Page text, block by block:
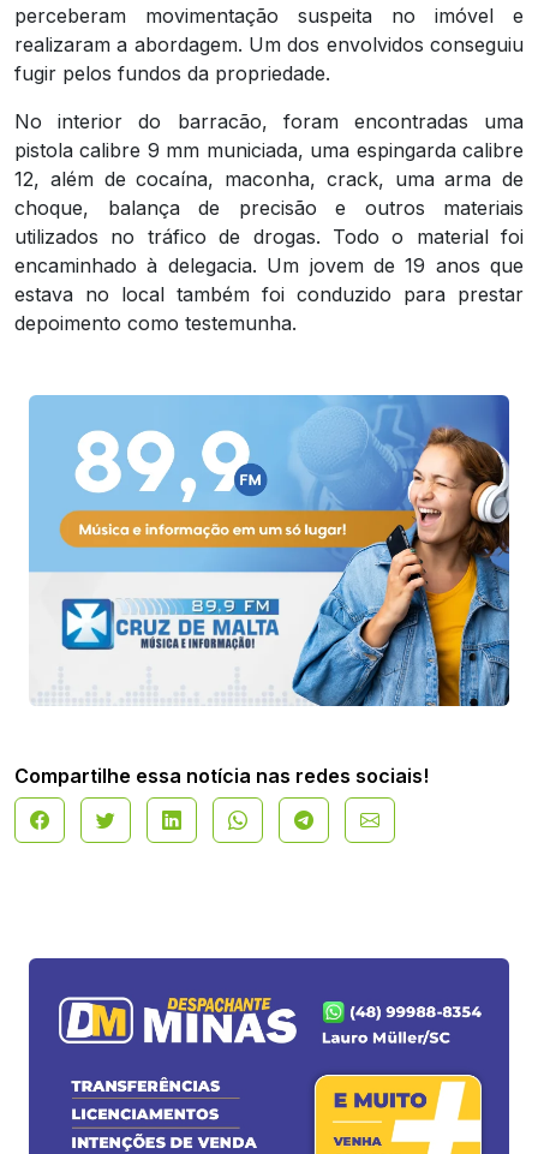
perceberam movimentação suspeita no imóvel e
realizaram a abordagem. Um dos envolvidos conseguiu
fugir pelos fundos da propriedade.
No interior do barracão, foram encontradas uma
pistola calibre 9 mm municiada, uma espingarda calibre
12, além de cocaína, maconha, crack, uma arma de
choque, balança de precisão e outros materiais
utilizados no tráfico de drogas. Todo o material foi
encaminhado à delegacia. Um jovem de 19 anos que
estava no local também foi conduzido para prestar
depoimento como testemunha.
Compartilhe essa notícia nas redes sociais!